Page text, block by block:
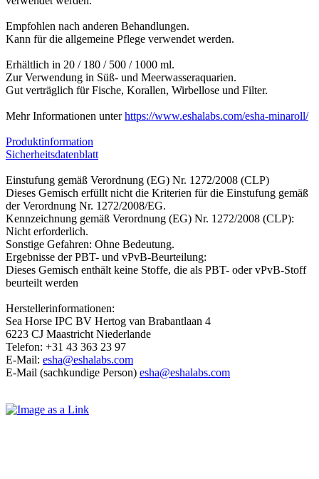
Empfohlen nach anderen Behandlungen.
Kann für die allgemeine Pflege verwendet werden.
Erhältlich in 20 / 180 / 500 / 1000 ml.
Zur Verwendung in Süß- und Meerwasseraquarien.
Gut verträglich für Fische, Korallen, Wirbellose und Filter.
Mehr Informationen unterhttps://www.eshalabs.com/esha-minaroll/
Produktinformation
Sicherheitsdatenblatt
Einstufung gemäß Verordnung (EG) Nr. 1272/2008 (CLP)
Dieses Gemisch erfüllt nicht die Kriterien für die Einstufung gemäß
der Verordnung Nr. 1272/2008/EG.
Kennzeichnung gemäß Verordnung (EG) Nr. 1272/2008 (CLP):
Nicht erforderlich.
Sonstige Gefahren: Ohne Bedeutung.
Ergebnisse der PBT- und vPvB-Beurteilung:
Dieses Gemisch enthält keine Stoffe, die als PBT- oder vPvB-Stoff
beurteilt werden
Herstellerinformationen:
Sea Horse IPC BV Hertog van Brabantlaan 4
6223 CJ Maastricht Niederlande
Telefon: +31 43 363 23 97
E-Mail: esha@eshalabs.com
E-Mail (sachkundige Person) esha@eshalabs.com